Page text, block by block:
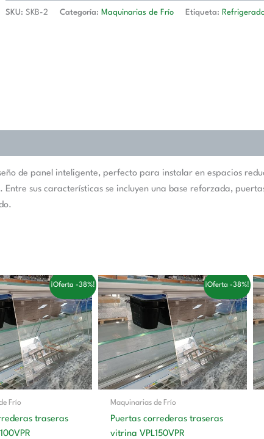
SKU:SKB-2 Categoría: Maquinarias de Frío Etiqueta:
de panel inteligente, perfecto para instalar en espacios
sus características se incluyen una base reforzada,
¡Oferta -38%!
Frío
traseras
€.
El
precio
actual
es:
87,00 €.
¡Oferta -38%!
Maquinarias de Frío
Puertas correderas traseras
vitrina VPL150VPR
El
precio
original
168,00 €.
El
precio
actual
es:
104,00 €.